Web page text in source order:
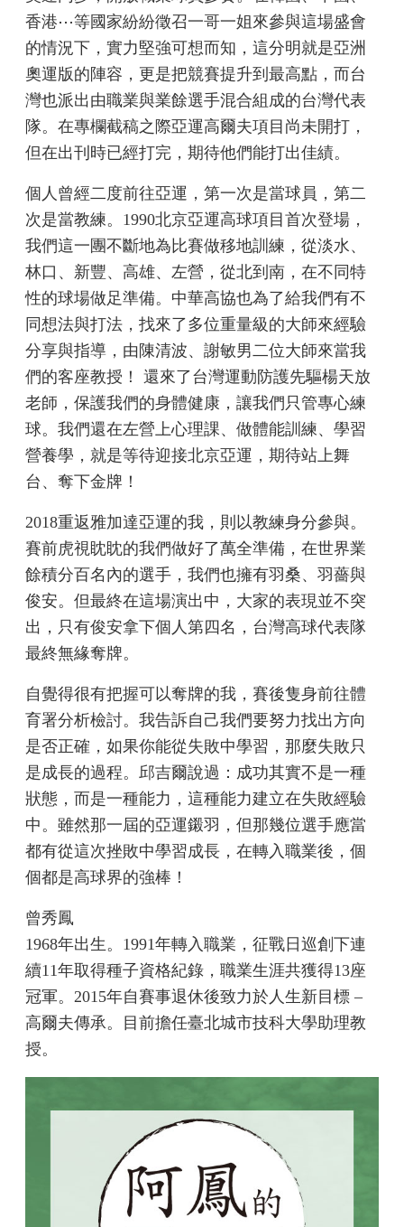
香港⋯等國家紛紛徵召一哥一姐來參與這場盛會
的情況下，實力堅強可想而知，這分明就是亞洲
奧運版的陣容，更是把競賽提升到最高點，而台
灣也派出由職業與業餘選手混合組成的台灣代表
隊。在專欄截稿之際亞運高爾夫項目尚未開打，
但在出刊時已經打完，期待他們能打出佳績。
個人曾經二度前往亞運，第一次是當球員，第二
次是當教練。1990北京亞運高球項目首次登場，
我們這一團不斷地為比賽做移地訓練，從淡水、
林口、新豐、高雄、左營，從北到南，在不同特
性的球場做足準備。中華高協也為了給我們有不
同想法與打法，找來了多位重量級的大師來經驗
分享與指導，由陳清波、謝敏男二位大師來當我
們的客座教授！ 還來了台灣運動防護先驅楊天放
老師，保護我們的身體健康，讓我們只管專心練
球。我們還在左營上心理課、做體能訓練、學習
營養學，就是等待迎接北京亞運，期待站上舞
台、奪下金牌！
2018重返雅加達亞運的我，則以教練身分參與。
賽前虎視眈眈的我們做好了萬全準備，在世界業
餘積分百名內的選手，我們也擁有羽桑、羽薔與
俊安。但最終在這場演出中，大家的表現並不突
出，只有俊安拿下個人第四名，台灣高球代表隊
最終無緣奪牌。
自覺得很有把握可以奪牌的我，賽後隻身前往體
育署分析檢討。我告訴自己我們要努力找出方向
是否正確，如果你能從失敗中學習，那麼失敗只
是成長的過程。邱吉爾說過：成功其實不是一種
狀態，而是一種能力，這種能力建立在失敗經驗
中。雖然那一屆的亞運鎩羽，但那幾位選手應當
都有從這次挫敗中學習成長，在轉入職業後，個
個都是高球界的強棒！
曾秀鳳
1968年出生。1991年轉入職業，征戰日巡創下連
續11年取得種子資格紀錄，職業生涯共獲得13座
冠軍。2015年自賽事退休後致力於人生新目標 –
高爾夫傳承。目前擔任臺北城市技科大學助理教
授。